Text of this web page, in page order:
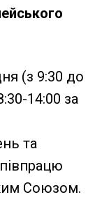
(з 9:30 до
14:00 за
та
Союзом.